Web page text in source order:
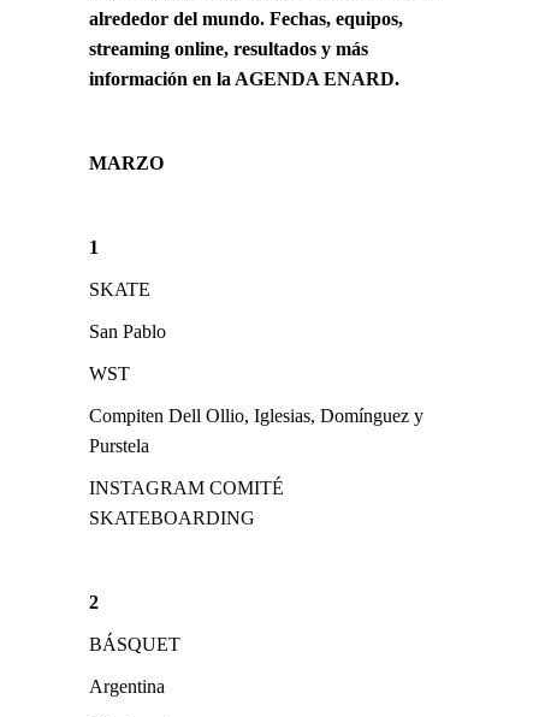
alrededor del mundo. Fechas, equipos,
streaming online, resultados y más
información en la AGENDA ENARD.
MARZO
1
SKATE
San Pablo
WST
Compiten Dell Ollio, Iglesias, Domínguez y
Purstela
INSTAGRAM COMITÉ
SKATEBOARDING
2
BÁSQUET
Argentina